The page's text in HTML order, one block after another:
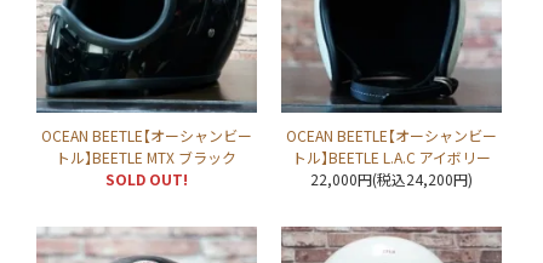
OCEAN BEETLE【オーシャンビー
トル】BEETLE MTX ブラック
SOLD OUT!
OCEAN BEETLE【オーシャンビー
トル】BEETLE L.A.C アイボリー
22,000円(税込24,200円)